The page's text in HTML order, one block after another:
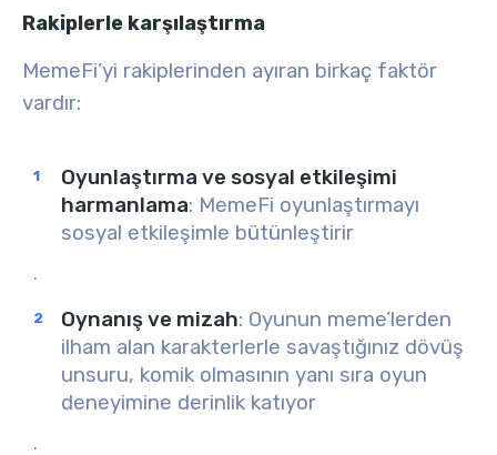
Rakiplerle karşılaştırma
MemeFi’yi rakiplerinden ayıran birkaç faktör
vardır:
Oyunlaştırma ve sosyal etkileşimi
harmanlama: MemeFi oyunlaştırmayı
sosyal etkileşimle bütünleştirir
.
Oynanış ve mizah: Oyunun meme’lerden
ilham alan karakterlerle savaştığınız dövüş
unsuru, komik olmasının yanı sıra oyun
deneyimine derinlik katıyor
.